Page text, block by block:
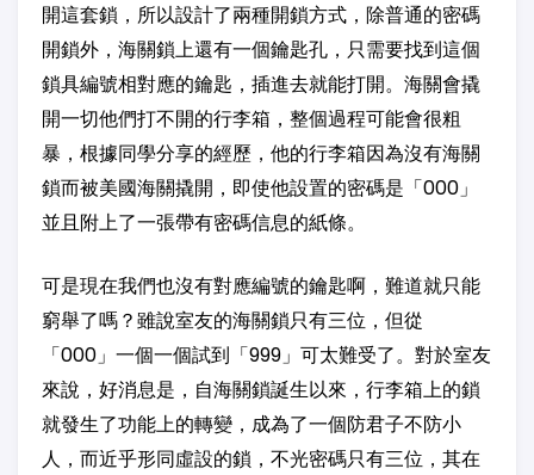
開這套鎖，所以設計了兩種開鎖方式，除普通的密碼
開鎖外，海關鎖上還有一個鑰匙孔，只需要找到這個
鎖具編號相對應的鑰匙，插進去就能打開。海關會撬
開一切他們打不開的行李箱，整個過程可能會很粗
暴，根據同學分享的經歷，他的行李箱因為沒有海關
鎖而被美國海關撬開，即使他設置的密碼是「000」
並且附上了一張帶有密碼信息的紙條。
可是現在我們也沒有對應編號的鑰匙啊，難道就只能
窮舉了嗎？雖說室友的海關鎖只有三位，但從
「000」一個一個試到「999」可太難受了。對於室友
來說，好消息是，自海關鎖誕生以來，行李箱上的鎖
就發生了功能上的轉變，成為了一個防君子不防小
人，而近乎形同虛設的鎖，不光密碼只有三位，其在